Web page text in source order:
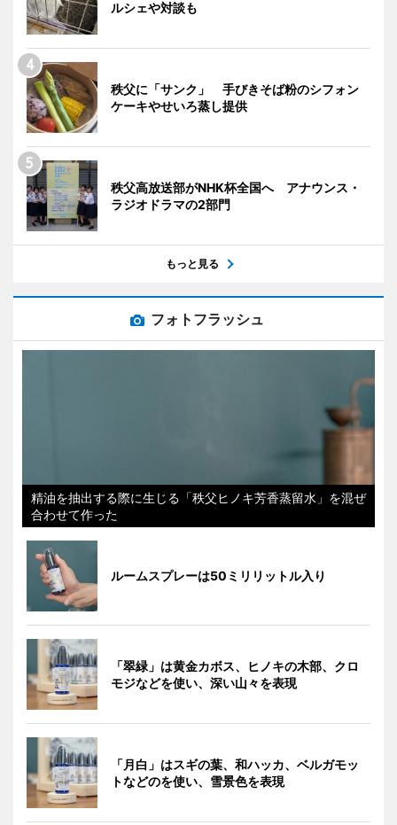
ルシェや対談も
秩父に「サンク」 手びきそば粉のシフォン
ケーキやせいろ蒸し提供
秩父高放送部がNHK杯全国へ アナウンス・
ラジオドラマの2部門
もっと見る
フォトフラッシュ
精油を抽出する際に生じる「秩父ヒノキ芳香蒸留水」を混ぜ
合わせて作った
ルームスプレーは50ミリリットル入り
「翠緑」は黄金カボス、ヒノキの木部、クロ
モジなどを使い、深い山々を表現
「月白」はスギの葉、和ハッカ、ベルガモッ
トなどのを使い、雪景色を表現